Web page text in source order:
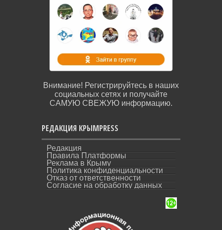
Внимание! Регистрируйтесь в наших
социальных сетях и получайте
САМУЮ СВЕЖУЮ информацию.
РЕДАКЦИЯ КРЫМPRESS
Редакция
Правила Платформы
Реклама в Крыму
Политика конфиденциальности
Отказ от ответственности
Согласие на обработку данных